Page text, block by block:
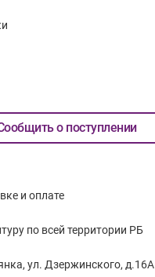
о поступлении
и оплате
по всей территории РБ
ул. Дзержинского, д.16А